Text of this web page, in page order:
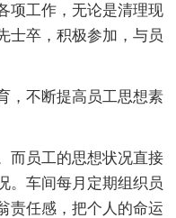
项工作，无论是清理现
士卒，积极参加，与员
，不断提高员工思想素
而员工的思想状况直接
。车间每月定期组织员
责任感，把个人的命运